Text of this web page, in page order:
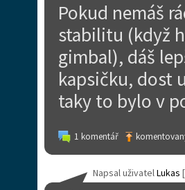
Pokud nemáš
stabilitu (když
gimbal), dáš
kapsičku, dost
taky to bylo v
1 komentář
Napsal uživatelLukas [